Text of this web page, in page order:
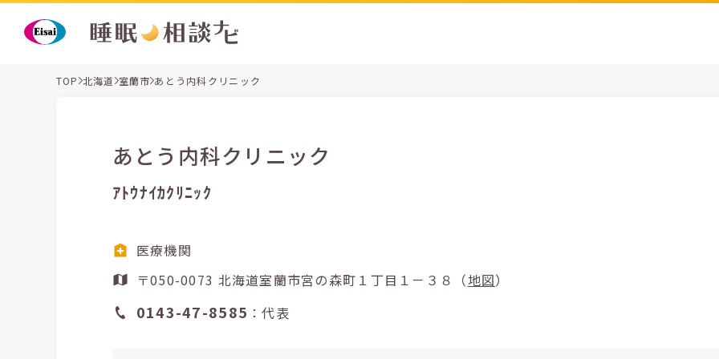
TOP 北海道 室蘭市 あとう内科クリニック
あとう内科クリニック
ｱﾄｳﾅｲｶｸﾘﾆｯｸ
医療機関
〒050-0073 北海道室蘭市宮の森町１丁目１－３８（地図）
0143-47-8585 ：代表